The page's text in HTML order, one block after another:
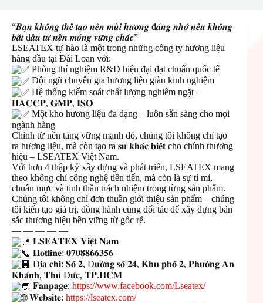
“𝑩𝒂̣𝒏 𝒌𝒉𝒐̂𝒏𝒈 𝒕𝒉𝒆̂̉ 𝒕𝒂̣𝒐 𝒏𝒆̂𝒏 𝒎𝒖̀𝒊 𝒉𝒖̛𝒐̛𝒏𝒈 đ𝒂́𝒏𝒈 𝒏𝒉𝒐̛́ 𝒏𝒆̂́𝒖 𝒌𝒉𝒐̂𝒏𝒈
𝒃𝒂̆́𝒕 đ𝒂̂̀𝒖 𝒕𝒖̛̀ 𝒏𝒆̂̀𝒏 𝒎𝒐́𝒏𝒈 𝒗𝒖̛̃𝒏𝒈 𝒄𝒉𝒂̆́𝒄”
LSEATEX tự hào là một trong những công ty hương liệu
hàng đầu tại Đài Loan với:
Phòng thí nghiệm R&D hiện đại đạt chuẩn quốc tế
Đội ngũ chuyên gia hương liệu giàu kinh nghiệm
Hệ thống kiểm soát chất lượng nghiêm ngặt –
𝐇𝐀𝐂𝐂𝐏, 𝐆𝐌𝐏, 𝐈𝐒𝐎
Một kho hương liệu đa dạng – luôn sẵn sàng cho mọi
ngành hàng
Chính từ nền tảng vững mạnh đó, chúng tôi không chỉ tạo
ra hương liệu, mà còn tạo ra 𝐬𝐮̛̣ 𝐤𝐡𝐚́𝐜 𝐛𝐢𝐞̣̂𝐭 cho chính thương
hiệu – LSEATEX Việt Nam.
Với hơn 4 thập kỷ xây dựng và phát triển, LSEATEX mang
theo không chỉ công nghệ tiên tiến, mà còn là sự tỉ mỉ,
chuẩn mực và tinh thần trách nhiệm trong từng sản phẩm.
Chúng tôi không chỉ đơn thuần giới thiệu sản phẩm – chúng
tôi kiến tạo giá trị, đồng hành cùng đối tác để xây dựng bản
sắc thương hiệu bền vững từ gốc rễ.
— — — — —
𝐋𝐒𝐄𝐀𝐓𝐄𝐗 𝐕𝐢𝐞̣̂𝐭 𝐍𝐚𝐦
𝐇𝐨𝐭𝐥𝐢𝐧𝐞: 𝟎𝟕𝟎𝟖𝟖𝟔𝟔𝟑𝟓𝟔
Đ𝐢̣𝐚 𝐜𝐡𝐢̉: 𝐒𝐨̂́ 𝟐, Đ𝐮̛𝐨̛̀𝐧𝐠 𝐬𝐨̂́ 𝟐𝟒, 𝐊𝐡𝐮 𝐩𝐡𝐨̂́ 𝟐, 𝐏𝐡𝐮̛𝐨̛̀𝐧𝐠 𝐀𝐧
𝐊𝐡𝐚́𝐧𝐡, 𝐓𝐡𝐮̉ Đ𝐮̛́𝐜, 𝐓𝐏.𝐇𝐂𝐌
𝐅𝐚𝐧𝐩𝐚𝐠𝐞: https://www.facebook.com/Lseatex/
𝐖𝐞𝐛𝐬𝐢𝐭𝐞: https://lseatex.com/